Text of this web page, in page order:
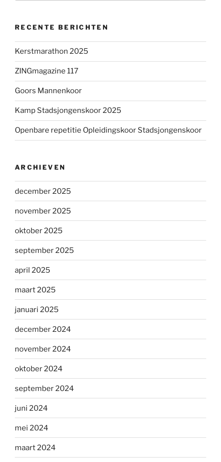
RECENTE BERICHTEN
Kerstmarathon 2025
ZINGmagazine 117
Goors Mannenkoor
Kamp Stadsjongenskoor 2025
Openbare repetitie Opleidingskoor Stadsjongenskoor
ARCHIEVEN
december 2025
november 2025
oktober 2025
september 2025
april 2025
maart 2025
januari 2025
december 2024
november 2024
oktober 2024
september 2024
juni 2024
mei 2024
maart 2024